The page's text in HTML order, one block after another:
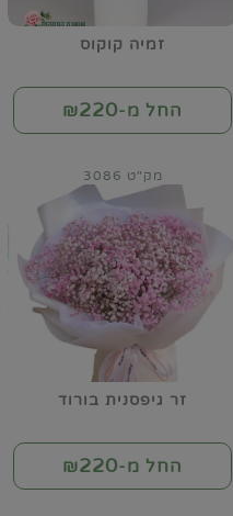
זמיה קוקוס
החל מ-₪220
זר גיפסנית בורוד
מק"ט 3086
החל מ-₪220